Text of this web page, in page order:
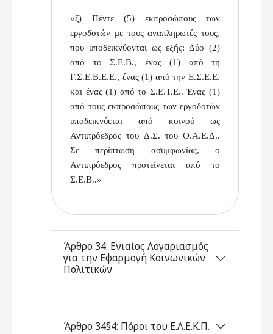
«ζ) Πέντε (5) εκπροσώπους των
εργοδοτών με τουςαναπληρωτές τους,
που υποδεικνύονται ως εξής: Δύο (2)
από το Σ.Ε.Β., ένας (1) από τη
Γ.Σ.Ε.Β.Ε.Ε., ένας (1) απότην Ε.Σ.Ε.Ε.
και ένας (1) από το Σ.Ε.Τ.Ε.. Ένας (1)
από τους εκπροσώπους των εργοδοτών
υποδεικνύεται από κοινού ως
Αντιπρόεδρος του Δ.Σ. του Ο.Α.Ε.Δ..
Σε περίπτωση ασυμφωνίας, ο
Αντιπρόεδρος προτείνεται από το
Σ.Ε.Β..»
Άρθρο 34: Ενιαίος Λογαριασμός
για την Εφαρμογή Κοινωνικών
Πολιτικών
Άρθρο 34§4: Πόροι του Ε.Λ.Ε.Κ.Π.